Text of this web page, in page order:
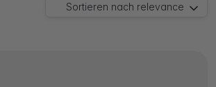
Sortieren nach relevance